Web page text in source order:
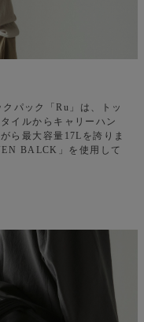
パック「Ru」は、トッ
イルからキャリーハン
ら最大容量17Lを誇りま
BALCK」を使用して